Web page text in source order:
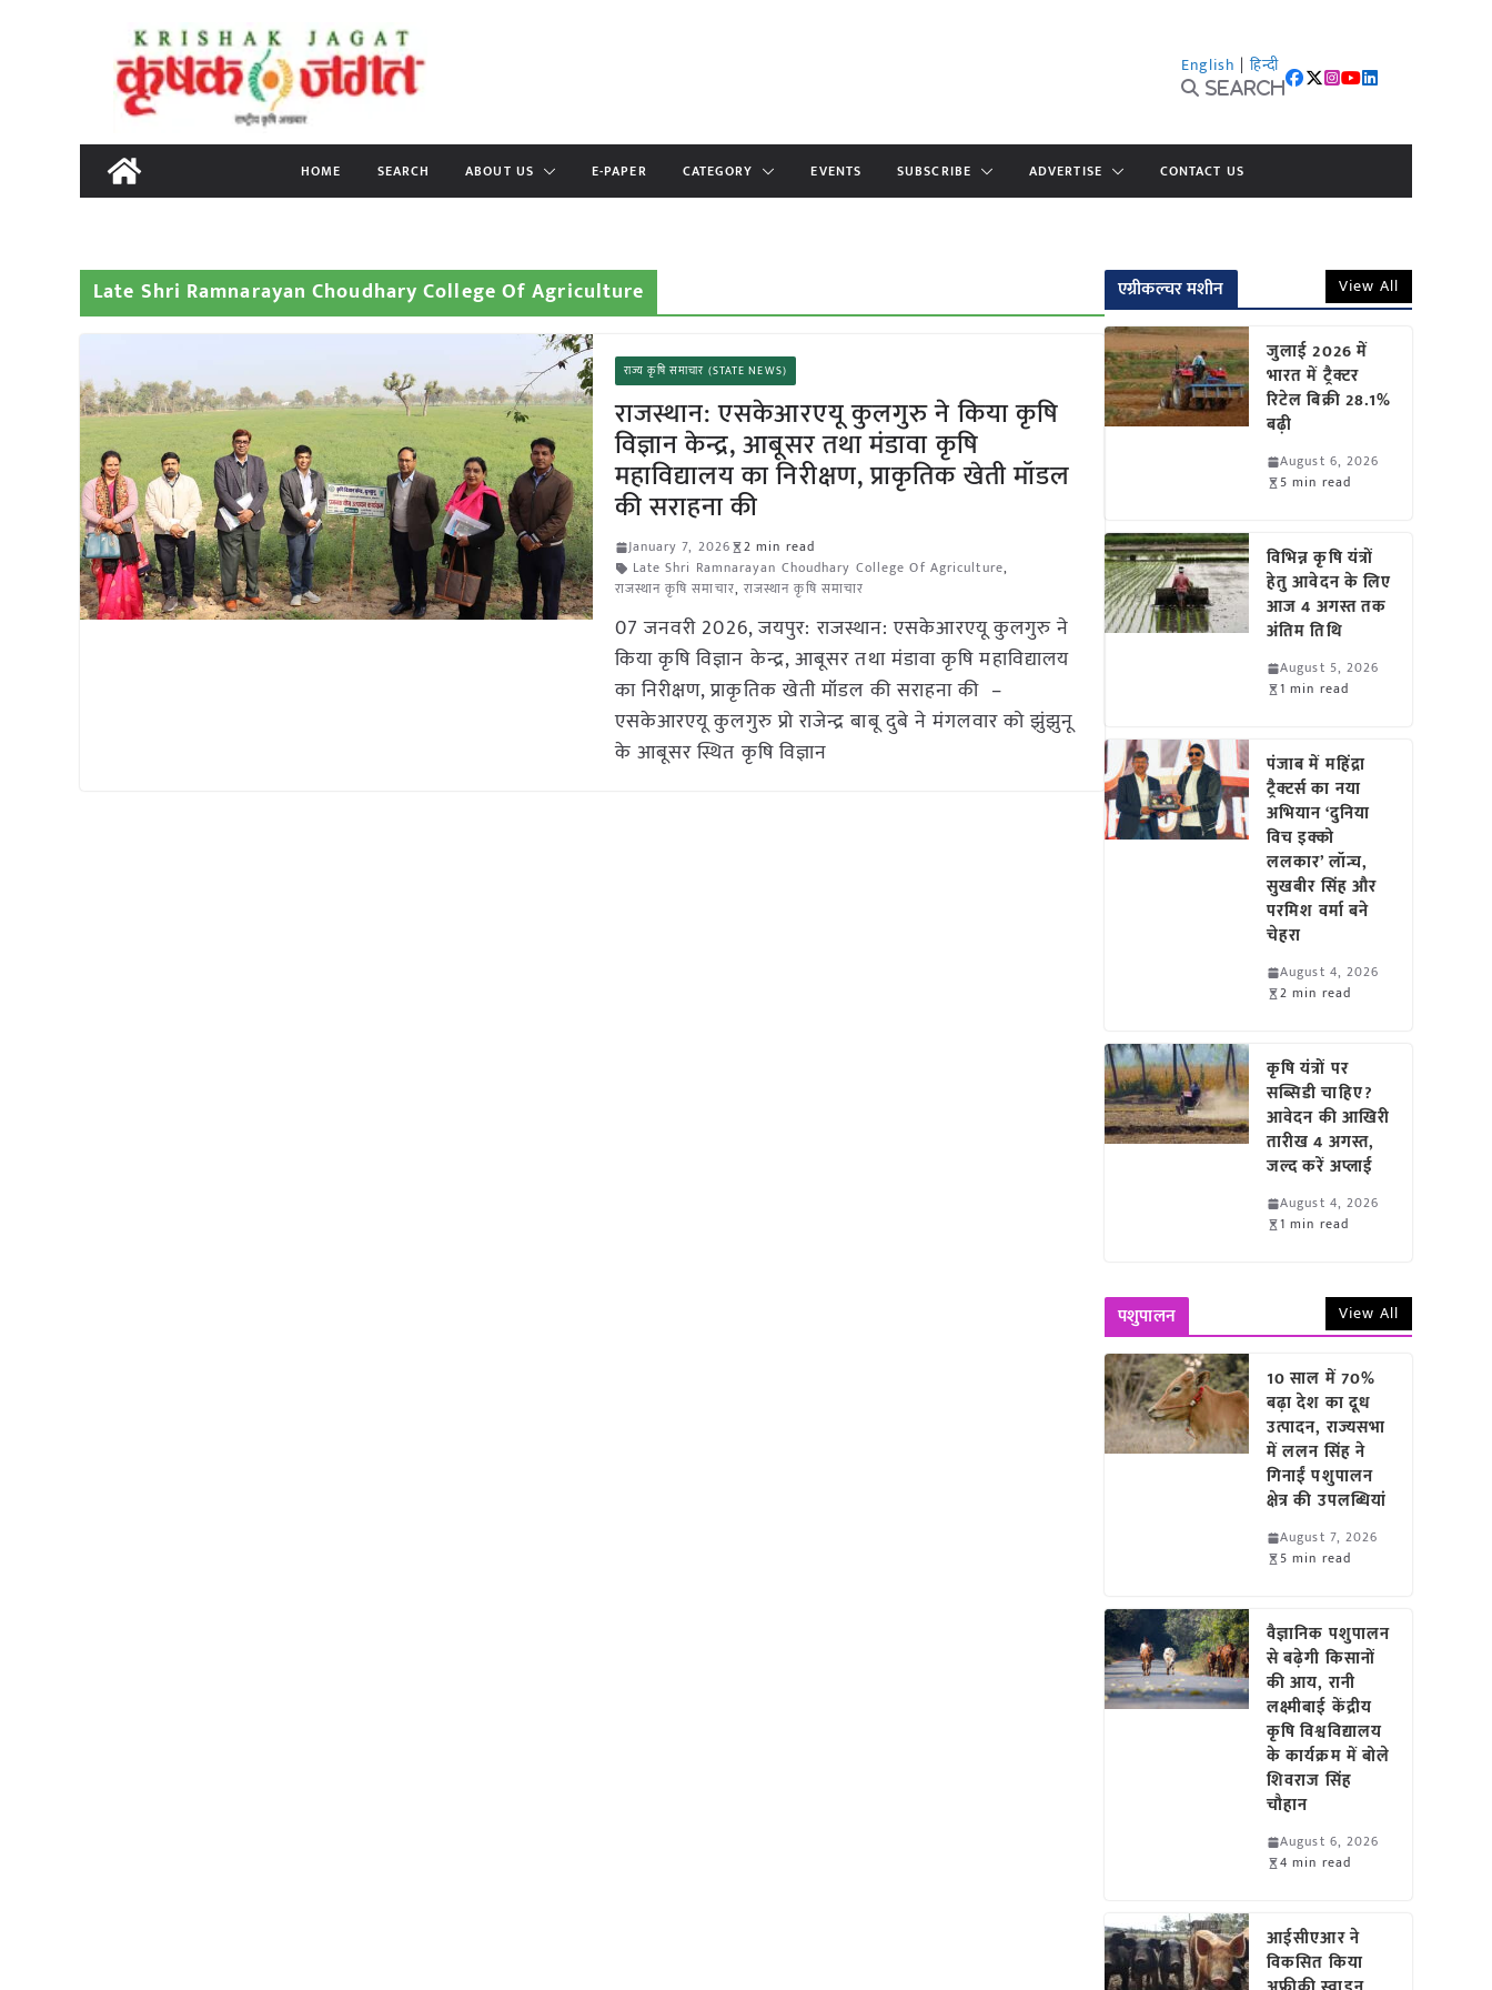
content
English | हिन्दी
Search
HOME SEARCH ABOUT US E-PAPER CATEGORY EVENTS SUBSCRIBE ADVERTISE CONTACT US
Late Shri Ramnarayan Choudhary College Of Agriculture
राज्य कृषि समाचार (STATE NEWS)
राजस्थान: एसकेआरएयू कुलगुरु ने किया कृषि
विज्ञान केन्द्र, आबूसर तथा मंडावा कृषि
महाविद्यालय का निरीक्षण, प्राकृतिक खेती मॉडल
की सराहना की
January 7, 2026
2 min read
Late Shri Ramnarayan Choudhary College Of Agriculture,
राजस्थान कृषि समाचार, राजस्थान कृषि समाचार
07 जनवरी 2026, जयपुर: राजस्थान: एसकेआरएयू कुलगुरु ने
किया कृषि विज्ञान केन्द्र, आबूसर तथा मंडावा कृषि महाविद्यालय
का निरीक्षण, प्राकृतिक खेती मॉडल की सराहना की –
एसकेआरएयू कुलगुरु प्रो राजेन्द्र बाबू दुबे ने मंगलवार को झुंझुनू
के आबूसर स्थित कृषि विज्ञान
एग्रीकल्चर मशीन View All
जुलाई 2026 में
भारत में ट्रैक्टर
रिटेल बिक्री 28.1%
बढ़ी
August 6, 2026
5 min read
विभिन्न कृषि यंत्रों
हेतु आवेदन के लिए
आज 4 अगस्त तक
अंतिम तिथि
August 5, 2026
1 min read
पंजाब में महिंद्रा
ट्रैक्टर्स का नया
अभियान ‘दुनिया
विच इक्को
ललकार’ लॉन्च,
सुखबीर सिंह और
परमिश वर्मा बने
चेहरा
August 4, 2026
2 min read
कृषि यंत्रों पर
सब्सिडी चाहिए?
आवेदन की आखिरी
तारीख 4 अगस्त,
जल्द करें अप्लाई
August 4, 2026
1 min read
पशुपालन View All
10 साल में 70%
बढ़ा देश का दूध
उत्पादन, राज्यसभा
में ललन सिंह ने
गिनाईं पशुपालन
क्षेत्र की उपलब्धियां
August 7, 2026
5 min read
वैज्ञानिक पशुपालन
से बढ़ेगी किसानों
की आय, रानी
लक्ष्मीबाई केंद्रीय
कृषि विश्वविद्यालय
के कार्यक्रम में बोले
शिवराज सिंह
चौहान
August 6, 2026
4 min read
आईसीएआर ने
विकसित किया